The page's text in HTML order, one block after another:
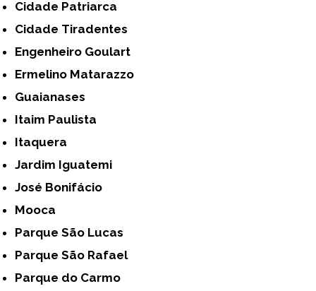
Cidade Patriarca
Cidade Tiradentes
Engenheiro Goulart
Ermelino Matarazzo
Guaianases
Itaim Paulista
Itaquera
Jardim Iguatemi
José Bonifácio
Mooca
Parque São Lucas
Parque São Rafael
Parque do Carmo